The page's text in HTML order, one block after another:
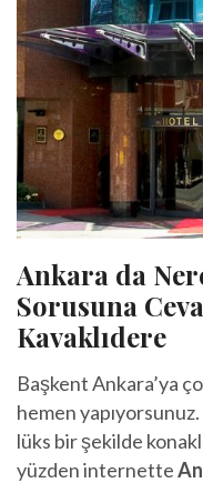
Ankara da
Sorusuna
Kavaklıdere
Başkent Ankara’ya
hemen
lüks bir şekilde
yüzden internette